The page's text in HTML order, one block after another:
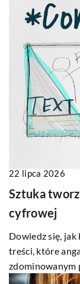
22 lipca 2026
Sztuka
cyfrowej
Dowiedz się,
treści, które
zdominowanym